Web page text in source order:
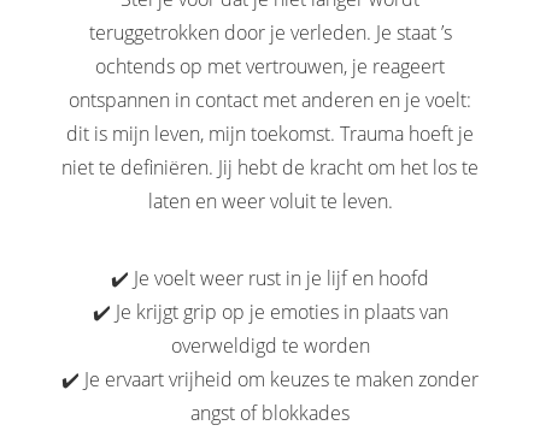
teruggetrokken door je verleden. Je staat ’s
ochtends op met vertrouwen, je reageert
ontspannen in contact met anderen en je voelt:
dit is mijn leven, mijn toekomst. Trauma hoeft je
niet te definiëren. Jij hebt de kracht om het los te
laten en weer voluit te leven.
✔️ Je voelt weer rust in je lijf en hoofd
✔️ Je krijgt grip op je emoties in plaats van
overweldigd te worden
✔️ Je ervaart vrijheid om keuzes te maken zonder
angst of blokkades